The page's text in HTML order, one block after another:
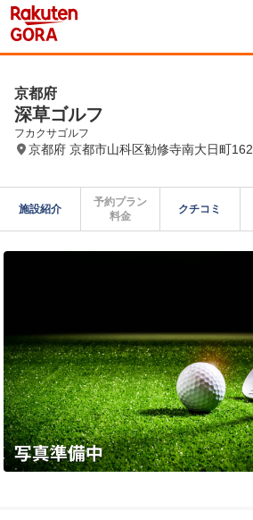
京都府
深草ゴルフ
フカクサゴルフ
京都府 京都市山科区勧修寺南大日町162
施設紹介
予約プラン
料金
クチコミ